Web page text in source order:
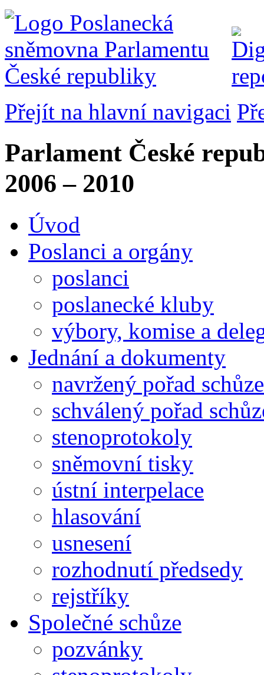
Přejít na hlavní navigaci
Parlament České
2006 – 2010
Úvod
Poslanci a orgány
poslanci
poslanecké kluby
výbory, komise a
Jednání a dokumenty
navržený pořad schůze
schválený pořad
stenoprotokoly
sněmovní tisky
ústní interpelace
hlasování
usnesení
rozhodnutí předsedy
rejstříky
Společné schůze
pozvánky